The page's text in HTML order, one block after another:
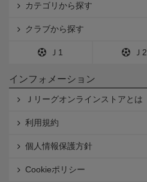
カテゴリから探す
クラブから探す
Ｊ1 Ｊ2
インフォメーション
Ｊリーグオンラインストアとは
利用規約
個人情報保護方針
Cookieポリシー